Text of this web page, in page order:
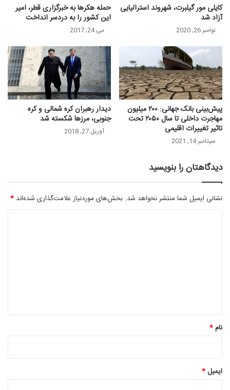
کایلی مور گیلبرت، شهروند استرالیایی
آزاد شد
نوامبر 26, 2020
حمله هکرها به خبرگزاری قطر، امیر
این کشور را به دردسر انداخت
می 24, 2017
پیش‌بینی بانک جهانی: ۲۰۰ میلیون
مهاجرت داخلی تا سال ۲۰۵۰ تحت
تاثير تغییرات اقلیمی
سپتامبر 14, 2021
دیدار رهبران کره شمالی و کره
جنوبی، مرزها شکسته شد
آوریل 27, 2018
دیدگاهتان را بنویسید
نشانی ایمیل شما منتشر نخواهد شد. بخش‌های موردنیاز علامت‌گذاری شده‌اند *
نام*
ایمیل *